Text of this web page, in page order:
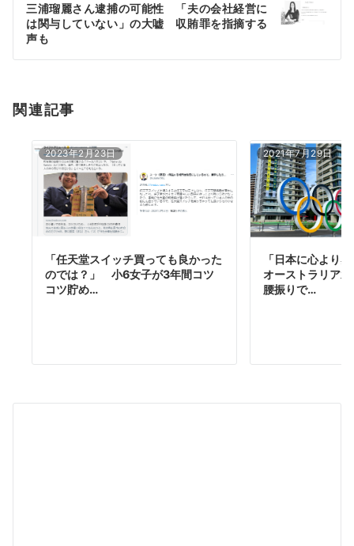
ン
三浦瑠麗さん逮捕の可能性 「夫の会社経営に
は関与していない」の大嘘 収賄罪を指摘する
声も
関連記事
2023年2月23日
「任天堂スイッチ買っても良かった
のでは？」 小6女子が3年間コツ
コツ貯め…
2021年7月29日
「日本に心より
オーストラリア
腰振りで…